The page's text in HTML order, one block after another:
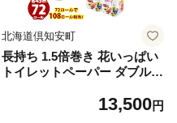
北海道倶知安町
長持ち 1.5倍巻き 花いっぱい
トイレットペーパー ダブル 4
プリント ハーブ 香り付き 日
13,500円